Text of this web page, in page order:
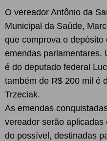
O vereador Antônio da
Municipal da Saúde,
que comprova o
emendas parlamentares.
é do deputado federal
também de R$ 200 mil é
Trzeciak.
As emendas
vereador serão
do possível, destinadas